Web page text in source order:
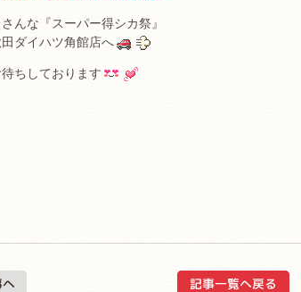
んな『スーパー得シカ祭』
ダイハツ角館店へ
ちしております